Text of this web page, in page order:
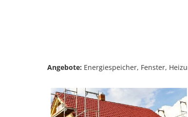
Angebote: Energiespeicher, Fenster,